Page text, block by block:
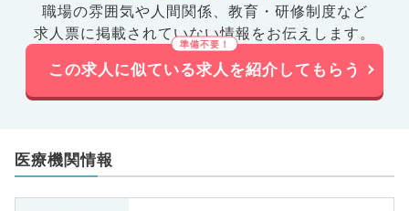
職場の雰囲気や人間関係、 教育・研修制度など
求人票に掲載されていない情報をお伝えします。
この求人に似ている求人を紹介してもらう
医療機関情報